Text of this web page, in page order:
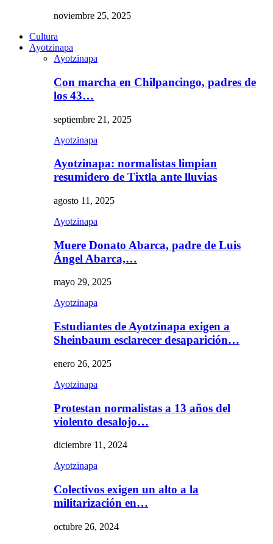
noviembre 25, 2025
Cultura
Ayotzinapa
Ayotzinapa
Con marcha en Chilpancingo, padres de
los 43…
septiembre 21, 2025
Ayotzinapa
Ayotzinapa: normalistas limpian
resumidero de Tixtla ante lluvias
agosto 11, 2025
Ayotzinapa
Muere Donato Abarca, padre de Luis
Ángel Abarca,…
mayo 29, 2025
Ayotzinapa
Estudiantes de Ayotzinapa exigen a
Sheinbaum esclarecer desaparición…
enero 26, 2025
Ayotzinapa
Protestan normalistas a 13 años del
violento desalojo…
diciembre 11, 2024
Ayotzinapa
Colectivos exigen un alto a la
militarización en…
octubre 26, 2024